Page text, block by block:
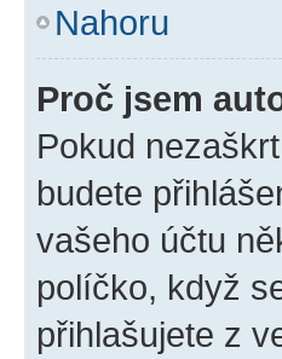
Nahoru
Proč jsem
Pokud
budete
vašeho účtu
políčko, když
přihlašujete z